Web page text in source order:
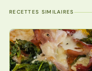
RECETTES SIMILAIRES